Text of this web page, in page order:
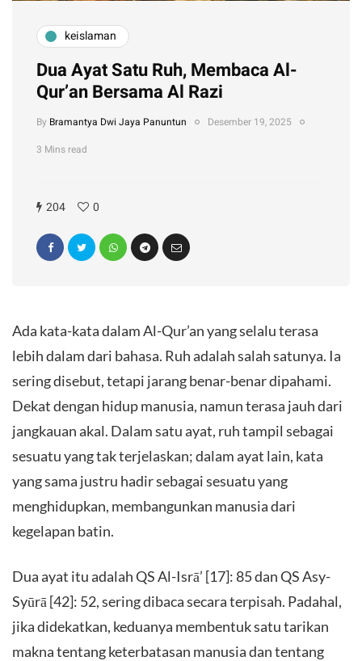
keislaman
Dua Ayat Satu Ruh, Membaca Al-
Qur’an Bersama Al Razi
By Bramantya Dwi Jaya Panuntun
Desember 19, 2025
3 Mins read
204 0
Ada kata-kata dalam Al-Qur’an yang selalu terasa
lebih dalam dari bahasa. Ruh adalah salah satunya. Ia
sering disebut, tetapi jarang benar-benar dipahami.
Dekat dengan hidup manusia, namun terasa jauh dari
jangkauan akal. Dalam satu ayat, ruh tampil sebagai
sesuatu yang tak terjelaskan; dalam ayat lain, kata
yang sama justru hadir sebagai sesuatu yang
menghidupkan, membangunkan manusia dari
kegelapan batin.
Dua ayat itu adalah QS Al-Isrā’ [17]: 85 dan QS Asy-
Syūrā [42]: 52, sering dibaca secara terpisah. Padahal,
jika didekatkan, keduanya membentuk satu tarikan
makna tentang keterbatasan manusia dan tentang